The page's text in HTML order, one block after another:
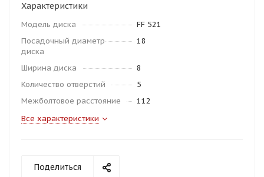
Характеристики
Модель диска
FF 521
Посадочный диаметр
диска
18
Ширина диска
8
Количество отверстий
5
Межболтовое расстояние
112
Все характеристики
Поделиться